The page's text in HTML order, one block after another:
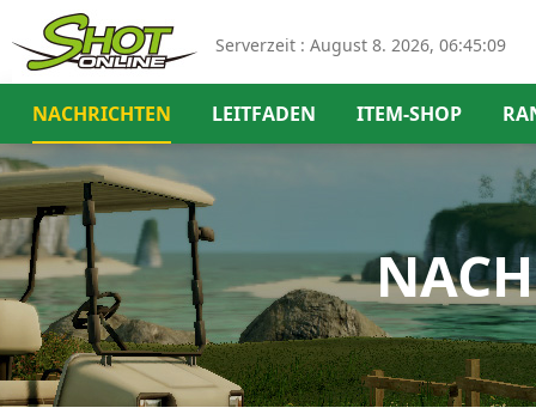
Serverzeit : August 8. 2026, 06:45:10
NACHRICHTEN LEITFADEN ITEM-SHOP